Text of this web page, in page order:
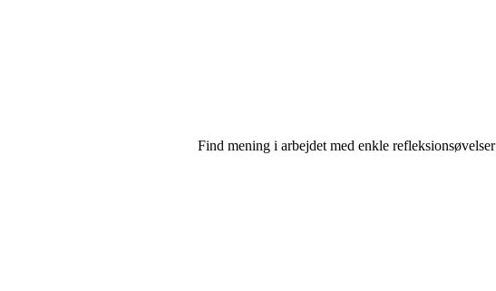
Find mening i arbejdet med enkle refleksionsøvelser